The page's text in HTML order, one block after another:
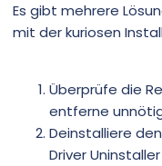
Es gibt mehrere
mit der kuriosen
Überprüfe die
entferne
Deinstalliere
Driver Uninstaller